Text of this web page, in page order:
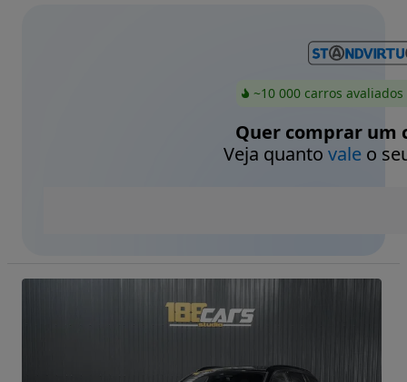
~10 000 carros
Quer comprar um
Veja quanto valeo